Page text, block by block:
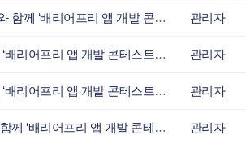
뉴스다이제스트 - 사단법인 그린라이트, 현대오토에버와 함께 ‘배리어프리 앱 개발 콘테스트’ 관리자
내외통신 - 사단법인 그린라이트, 현대오토에버와 함께 ‘배리어프리 앱 개발 콘테스트’ 공모 관리자
남동뉴스 - 사단법인 그린라이트, 현대오토에버와 함께 ‘배리어프리 앱 개발 콘테스트’ 공모 관리자
김포미래신문 - 사단법인 그린라이트, 현대오토에버와 함께 ‘배리어프리 앱 개발 콘테스트’ 관리자